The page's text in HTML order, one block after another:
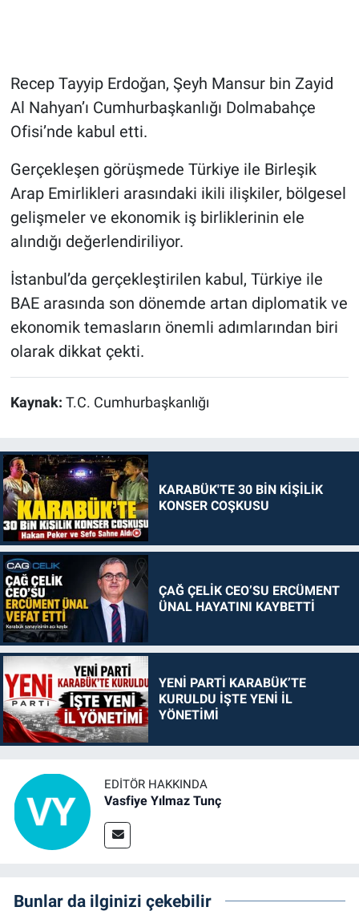
Recep Tayyip Erdoğan, Şeyh Mansur bin Zayid
Al Nahyan’ı Cumhurbaşkanlığı Dolmabahçe
Ofisi’nde kabul etti.
Gerçekleşen görüşmede Türkiye ile Birleşik
Arap Emirlikleri arasındaki ikili ilişkiler, bölgesel
gelişmeler ve ekonomik iş birliklerinin ele
alındığı değerlendiriliyor.
İstanbul’da gerçekleştirilen kabul, Türkiye ile
BAE arasında son dönemde artan diplomatik ve
ekonomik temasların önemli adımlarından biri
olarak dikkat çekti.
Kaynak: T.C. Cumhurbaşkanlığı
KARABÜK'TE 30 BİN KİŞİLİK
KONSER COŞKUSU
ÇAĞ ÇELİK CEO’SU ERCÜMENT
ÜNAL HAYATINI KAYBETTİ
YENİ PARTİ KARABÜK’TE
KURULDU İŞTE YENİ İL
YÖNETİMİ
EDITÖR HAKKINDA
Vasfiye Yılmaz Tunç
Bunlar da ilginizi çekebilir